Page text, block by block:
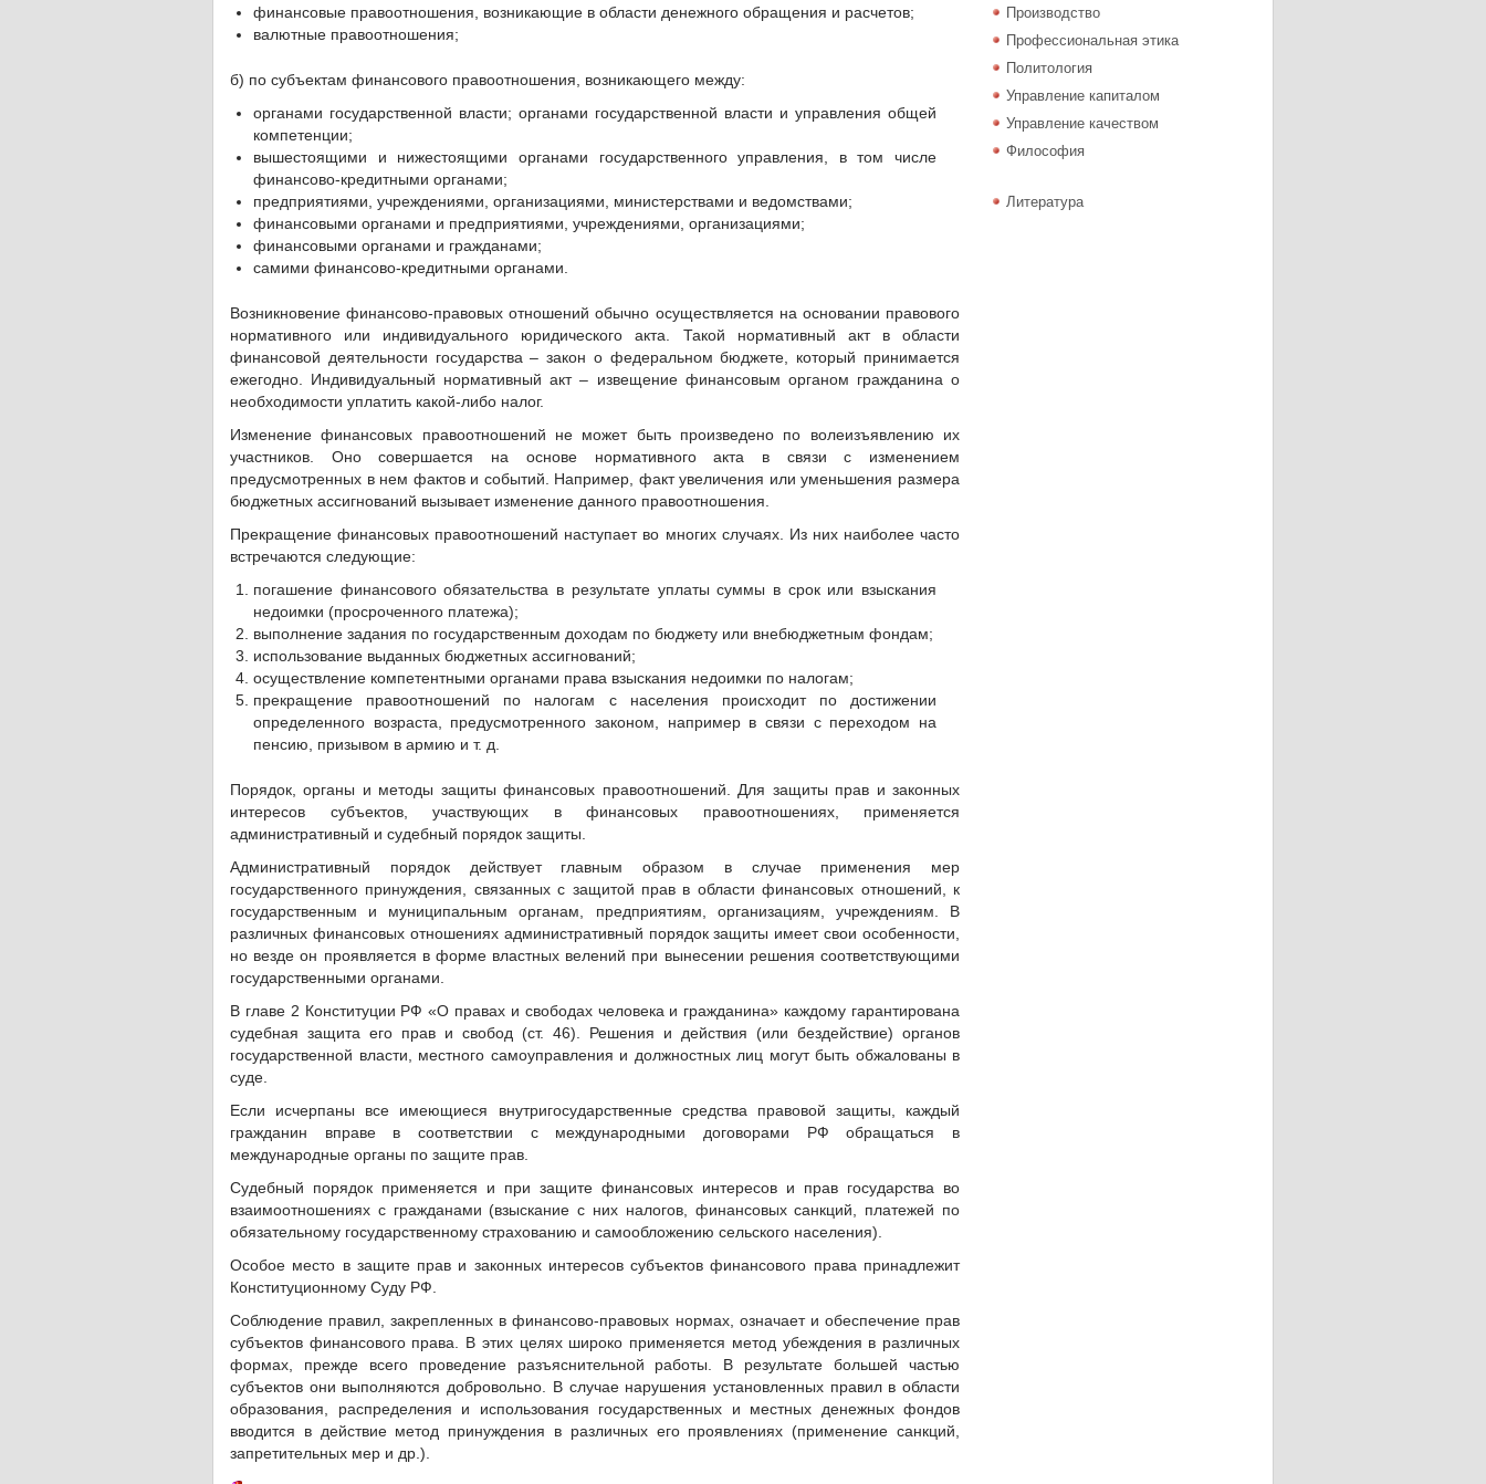
финансовые правоотношения, возникающие в области денежного обращения и расчетов;
валютные правоотношения;
б) по субъектам финансового правоотношения, возникающего между:
органами государственной власти; органами государственной власти и управления общей
компетенции;
вышестоящими и нижестоящими органами государственного управления, в том числе
финансово-кредитными органами;
предприятиями, учреждениями, организациями, министерствами и ведомствами;
финансовыми органами и предприятиями, учреждениями, организациями;
финансовыми органами и гражданами;
самими финансово-кредитными органами.
Возникновение финансово-правовых отношений обычно осуществляется на основании правового
нормативного или индивидуального юридического акта. Такой нормативный акт в области
финансовой деятельности государства – закон о федеральном бюджете, который принимается
ежегодно. Индивидуальный нормативный акт – извещение финансовым органом гражданина о
необходимости уплатить какой-либо налог.
Изменение финансовых правоотношений не может быть произведено по волеизъявлению их
участников. Оно совершается на основе нормативного акта в связи с изменением
предусмотренных в нем фактов и событий. Например, факт увеличения или уменьшения размера
бюджетных ассигнований вызывает изменение данного правоотношения.
Прекращение финансовых правоотношений наступает во многих случаях. Из них наиболее часто
встречаются следующие:
погашение финансового обязательства в результате уплаты суммы в срок или взыскания
недоимки (просроченного платежа);
выполнение задания по государственным доходам по бюджету или внебюджетным фондам;
использование выданных бюджетных ассигнований;
осуществление компетентными органами права взыскания недоимки по налогам;
прекращение правоотношений по налогам с населения происходит по достижении
определенного возраста, предусмотренного законом, например в связи с переходом на
пенсию, призывом в армию и т. д.
Порядок, органы и методы защиты финансовых правоотношений. Для защиты прав и законных
интересов субъектов, участвующих в финансовых правоотношениях, применяется
административный и судебный порядок защиты.
Административный порядок действует главным образом в случае применения мер
государственного принуждения, связанных с защитой прав в области финансовых отношений, к
государственным и муниципальным органам, предприятиям, организациям, учреждениям. В
различных финансовых отношениях административный порядок защиты имеет свои особенности,
но везде он проявляется в форме властных велений при вынесении решения соответствующими
государственными органами.
В главе 2 Конституции РФ «О правах и свободах человека и гражданина» каждому гарантирована
судебная защита его прав и свобод (ст. 46). Решения и действия (или бездействие) органов
государственной власти, местного самоуправления и должностных лиц могут быть обжалованы в
суде.
Если исчерпаны все имеющиеся внутригосударственные средства правовой защиты, каждый
гражданин вправе в соответствии с международными договорами РФ обращаться в
международные органы по защите прав.
Судебный порядок применяется и при защите финансовых интересов и прав государства во
взаимоотношениях с гражданами (взыскание с них налогов, финансовых санкций, платежей по
обязательному государственному страхованию и самообложению сельского населения).
Особое место в защите прав и законных интересов субъектов финансового права принадлежит
Конституционному Суду РФ.
Соблюдение правил, закрепленных в финансово-правовых нормах, означает и обеспечение прав
субъектов финансового права. В этих целях широко применяется метод убеждения в различных
формах, прежде всего проведение разъяснительной работы. В результате большей частью
субъектов они выполняются добровольно. В случае нарушения установленных правил в области
образования, распределения и использования государственных и местных денежных фондов
вводится в действие метод принуждения в различных его проявлениях (применение санкций,
запретительных мер и др.).
Производство
Профессиональная этика
Политология
Управление капиталом
Управление качеством
Философия
Литература